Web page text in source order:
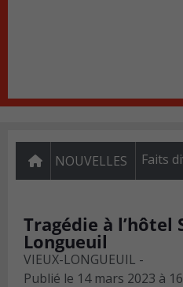
NOUVELLES Faits
Tragédie à l’hôtel
Longueuil
VIEUX-LONGUEUIL -
Publié le 14 mars 2023 à